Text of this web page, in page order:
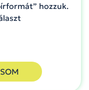
hozzuk.